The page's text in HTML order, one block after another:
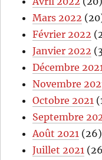
Mars 2022
Février 2022
Janvier 2022
Décembre
Novembre
Octobre 2021
Septembre
Août 2021 (26)
Juillet 2021